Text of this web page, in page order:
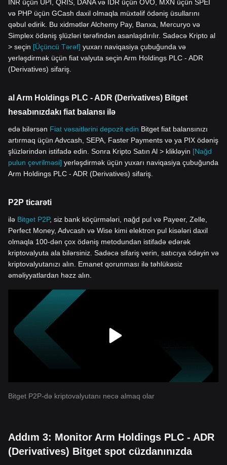
INR üçün UPI, QRIS, DANA və IDR üçün OVO, MXN üçün SPEI
və PHP üçün GCash daxil olmaqla müxtəlif ödəniş üsullarını
qəbul edirik. Bu xidmətlər Alchemy Pay, Banxa, Mercuryo və
Simplex ödəniş şlüzləri tərəfindən asanlaşdırılır. Sadəcə Kripto al
> seçin [Üçüncü Tərəf] yuxarı naviqasiya çubuğunda və
yerləşdirmək üçün fiat valyuta seçin Arm Holdings PLC - ADR
(Derivatives) sifariş.
al Arm Holdings PLC - ADR (Derivatives) Bitget
hesabınızdakı fiat balansı ilə
edə bilərsən Fiat vəsaitlərini depozit edin Bitget fiat balansınızı
artırmaq üçün Advcash, SEPA, Faster Payments və ya PIX ödəniş
şlüzlərindən istifadə edin. Sonra Kripto Satın Al > klikləyin [Nağd
pulun çevrilməsi] yerləşdirmək üçün yuxarı naviqasiya çubuğunda
Arm Holdings PLC - ADR (Derivatives) sifariş.
P2P ticarəti
ilə Bitget P2P, siz bank köçürmələri, nağd pul və Payeer, Zelle,
Perfect Money, Advcash və Wise kimi elektron pul kisələri daxil
olmaqla 100-dən çox ödəniş metodundan istifadə edərək
kriptovalyuta ala bilərsiniz. Sadəcə sifariş verin, satıcıya ödəyin və
kriptovalyutanızı alın. Emanet qorunması ilə təhlükəsiz
əməliyyatlardan həzz alın.
Bitget P2P-də kriptovalyutanı necə almaq olar
Addım 3: Monitor Arm Holdings PLC - ADR
(Derivatives) Bitget spot cüzdanınızda